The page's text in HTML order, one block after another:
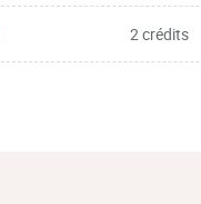
2 crédits